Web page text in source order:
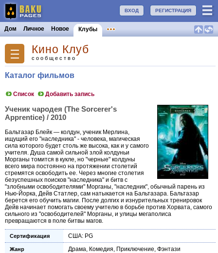
РЕГИСТРАЦИЯ
ВХОД
Дом Личное Новое Клубы
Кино Клуб
сообщество
Каталог фильмов
Список Добавить запись
Ученик чародея (The Sorcerer's
Apprentice) / 2010
Бальтазар Блейк — колдун, ученик Мерлина,
ищущий его "наследника" - человека, магическая
сила которого будет столь же высока, как и у самого
учителя. Душа самой сильной злой колдуньи
Морганы томится в кукле, но "черные" колдуны
всего мира постоянно на протяжении столетий
стремятся освободить ее. Через многие столетия
безуспешных поисков "наследника" и битв с
"злобными освободителями" Морганы, "наследник", обычный парень из
Нью-Йорка, Дейв Статлер, сам натыкается на Бальтазара. Бальтазар
берется его обучить магии. После долгих и изнурительных тренировок
Дейв начинает помогать своему учителю в борьбе против Хорвата, самого
сильного из "освободителей" Морганы, и улицы мегаполиса
превращаются в поле битвы магов.
Сертификация США: PG
Жанр Драма, Комедия, Приключение, Фэнтази